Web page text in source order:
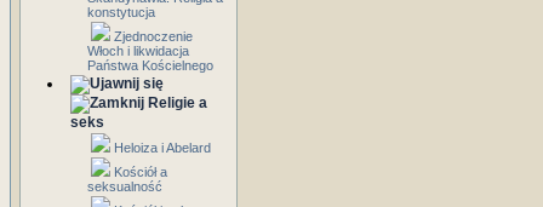
konstytucja
Zjednoczenie
Włoch i likwidacja
Państwa Kościelnego
Religie a
seks
Heloiza i Abelard
Kościół a
seksualność